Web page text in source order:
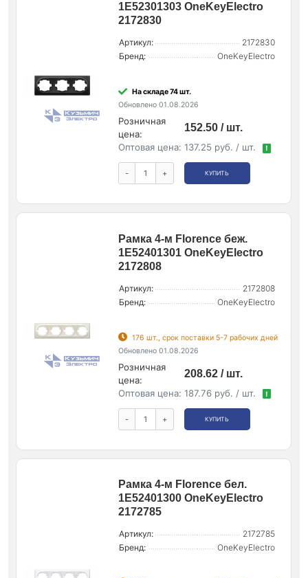
1E52301303 OneKeyElectro
2172830
Артикул:
2172830
Бренд:
OneKeyElectro
На складе 74 шт.
Обновлено 01.08.2026
Розничная
цена:
152.50 / шт.
Оптовая цена: 137.25 руб. / шт. !
- + КУПИТЬ
Рамка 4-м Florence беж.
1E52401301 OneKeyElectro
2172808
Артикул:
2172808
Бренд:
OneKeyElectro
176 шт., срок поставки 5-7 рабочих дней
Обновлено 01.08.2026
Розничная
цена:
208.62 / шт.
Оптовая цена: 187.76 руб. / шт. !
- + КУПИТЬ
Рамка 4-м Florence бел.
1E52401300 OneKeyElectro
2172785
Артикул:
2172785
Бренд:
OneKeyElectro